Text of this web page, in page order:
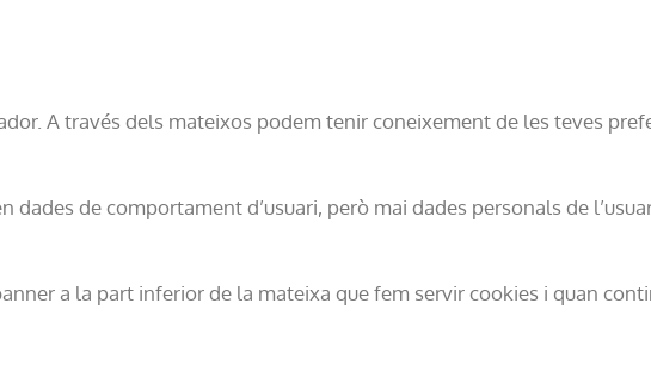
A través dels mateixos podem tenir coneixement de les teves
dades de comportament d’usuari, però mai dades personals de
a la part inferior de la mateixa que fem servir cookies i quan